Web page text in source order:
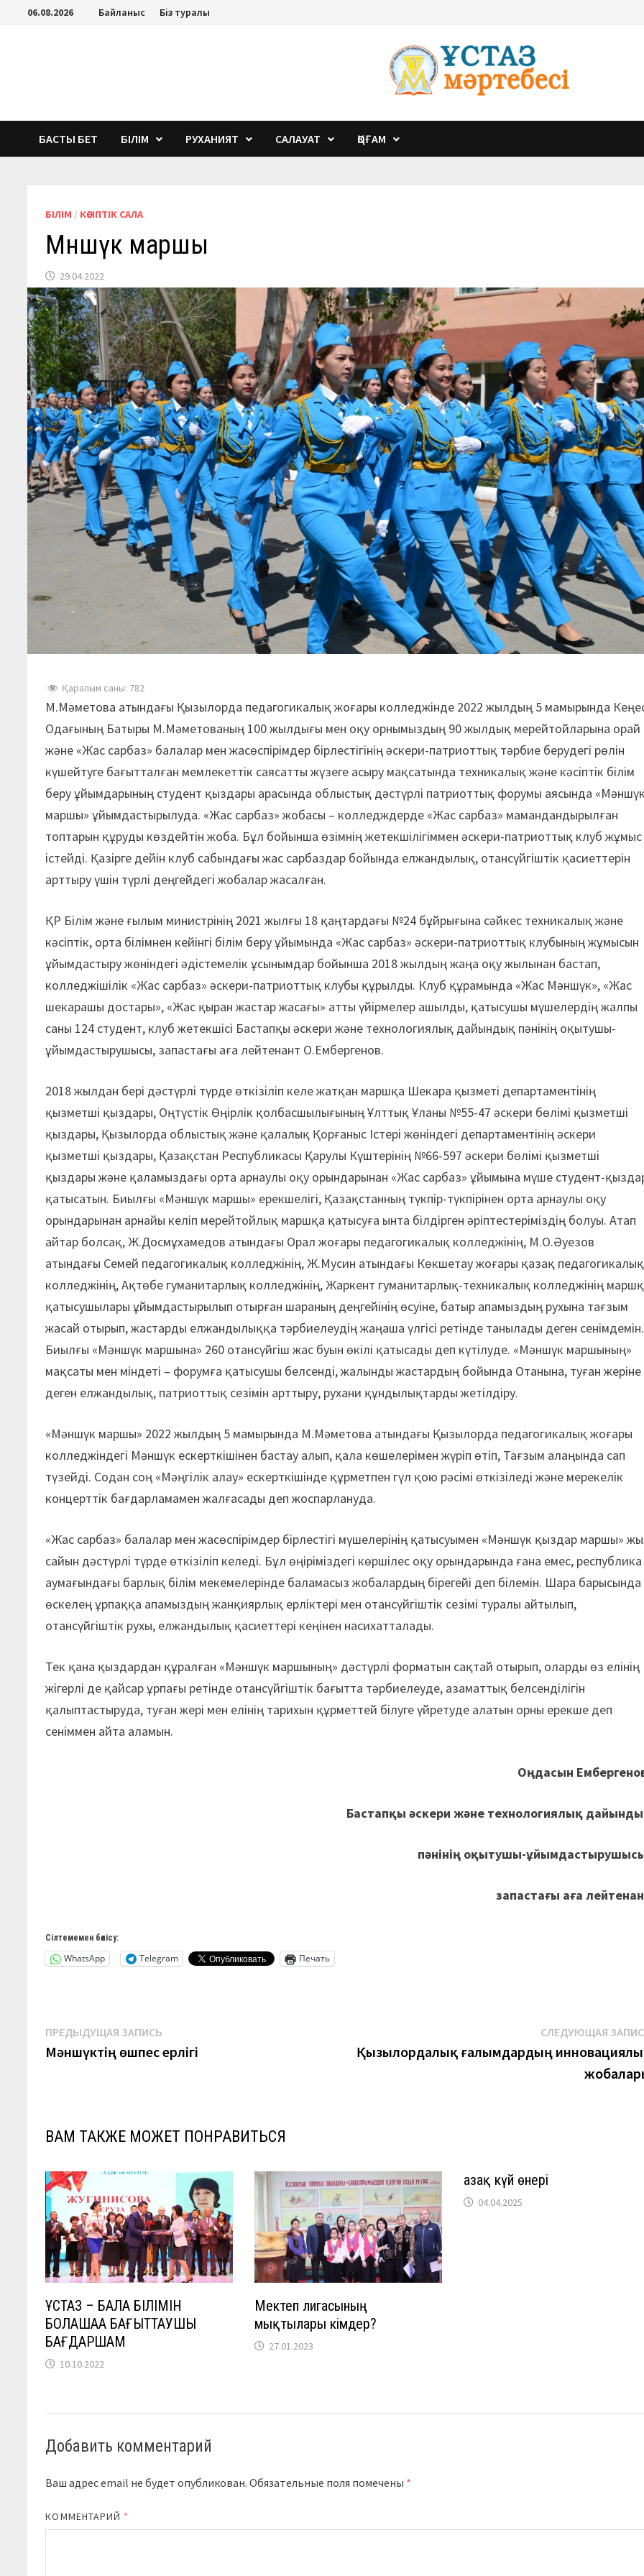
Перейти06.08.2026 Байланыс Біз туралы
БАСТЫ БЕТ БІЛІМ РУХАНИЯТ САЛАУАТ ҚОҒАМ
БІЛІМ / КӘСІПТІК САЛА
Мәншүк маршы
29.04.2022
Қаралым саны: 782
М.Мәметова атындағы Қызылорда педагогикалық жоғары колледжінде 2022 жылдың 5 мамырында
Одағының Батыры М.Мәметованың 100 жылдығы мен оқу орнымыздың 90 жылдық мерейтойларына орай
және «Жас сарбаз» балалар мен жасөспірімдер бірлестігінің әскери-патриоттық тәрбие берудегі рөлін
күшейтуге бағытталған мемлекеттік саясатты жүзеге асыру мақсатында техникалық және кәсіптік білім
беру ұйымдарының студент қыздары арасында облыстық дәстүрлі патриоттық форумы аясында
маршы» ұйымдастырылуда. «Жас сарбаз» жобасы – колледждерде «Жас сарбаз» мамандандырылған
топтарын құруды көздейтін жоба. Бұл бойынша өзімнің жетекшілігіммен әскери-патриоттық клуб жұмыс
істейді. Қазірге дейін клуб сабындағы жас сарбаздар бойында елжандылық, отансүйгіштік қасиеттерін
арттыру үшін түрлі деңгейдегі жобалар жасалған.
ҚР Білім және ғылым минис­трінің 2021 жылғы 18 қаңтардағы №24 бұйрығына сәйкес техникалық және
кәсіптік, орта білімнен кейінгі білім беру ұйымында «Жас сарбаз» әскери-пат­риоттық клубының жұмысын
ұйымдастыру жөніндегі әдістемелік ұсынымдар бойынша 2018 жылдың жаңа оқу жылынан бастап,
колледжішілік «Жас сарбаз» әскери-патриоттық клубы құрылды. Клуб құрамында «Жас Мәншүк», «Жас
шекарашы дос­тары», «Жас қыран жастар жасағы» атты үйірмелер ашылды, қатысушы мүшелердің жалпы
саны 124 студент, клуб жетекшісі Бастап­қы әскери және технологиялық дайындық пәнінің оқытушы-
ұйымдастырушысы, запастағы аға лейтенант О.Ембергенов.
2018 жылдан бері дәстүрлі түрде өткізіліп келе жатқан маршқа Шекара қызметі департаментінің
қызметші қыз­дары, Оңтүстік Өңірлік қолбасшылығының Ұлттық Ұланы №55-47 әскери бөлімі қызметші
қыздары, Қызылорда облыстық және қалалық Қорғаныс Істері жөніндегі департаментінің әс­кери
қызметші қыздары, Қазақстан Республикасы Қарулы Күштерінің №66-597 әскери бөлімі қызметші
қыздары және қаламыздағы орта арнаулы оқу орындарынан «Жас сарбаз» ұйы­мына мүше студент-
қатысатын. Биылғы «Мәншүк маршы» ерекшелігі, Қазақстанның түкпір-түкпірінен орта арнаулы оқу
орындарынан арнайы келіп мерейтойлық маршқа қатысуға ынта білдірген әріптес­теріміздің болуы. Атап
айтар болсақ, Ж.Досмұхамедов атындағы Орал жоғары педагогикалық колледжінің, М.О.Әуезов
атындағы Семей педагогикалық колледжінің, Ж.Мусин атындағы Көкшетау жоғары қазақ педагогикалық
колледжінің, Ақтөбе гуманитарлық колледжінің, Жаркент гуманитарлық-техникалық колледжінің
қатысушылары ұйымдастырылып отырған шараның деңгейінің өсуіне, батыр апамыздың рухына тағзым
жасай отырып, жастарды елжандылыққа тәрбиелеудің жаңаша үлгісі ретінде танылады деген сенімдемін.
Биылғы «Мәншүк маршына» 260 отансүйгіш жас буын өкілі қатысады деп күтілуде. «Мәншүк маршының»
мақсаты мен міндеті – форумға қатысушы белсенді, жалынды жастардың бойында Отанына, туған жеріне
деген елжандылық, патриоттық сезімін арттыру, рухани құндылықтарды жетілдіру.
«Мәншүк маршы» 2022 жылдың 5 мамырында М.Мәметова атындағы Қызылорда педагогикалық жоғары
колледжіндегі Мәншүк ескерткішінен бастау алып, қала көшелерімен жүріп өтіп, Тағзым алаңында сап
түзейді. Содан соң «Мәңгілік алау» ескерткішінде құрметпен гүл қою рәсімі өткізіледі және мерекелік
концерттік бағдарламамен жалғасады деп жоспарлануда.
«Жас сарбаз» балалар мен жасөспірімдер бірлестігі мүшелерінің қатысуымен «Мәншүк қыздар маршы»
сайын дәстүрлі түрде өткізіліп келеді. Бұл өңіріміздегі көршілес оқу орындарында ғана емес, рес­публика
аумағындағы барлық білім мекемелерінде баламасыз жобалардың бірегейі деп білемін. Шара барысында
өскелең ұрпаққа апамыздың жанқиярлық ерліктері мен отансүйгіштік сезімі туралы айтылып,
отансүйгіштік рухы, елжандылық қасиеттері кеңінен насихатталады.
Тек қана қыздардан құралған «Мәншүк маршының» дәстүрлі форматын сақтай отырып, оларды өз елінің
жігерлі де қайсар ұрпағы ретінде отансүйгіштік бағытта тәрбиелеуде, азаматтық белсенділігін
қалыптастыруда, туған жері мен елінің тарихын құрметтей білуге үйретуде алатын орны ерекше деп
сеніммен айта аламын.
Оңдасын
Бастапқы әскери және технологиялық
пәнінің оқытушы-
запастағы аға
Сілтемемен бөлісу:
WhatsApp Telegram Печать
Навигация
по
ПРЕДЫДУЩАЯ ЗАПИСЬ
запись:
Мәншүктің өшпес ерлігі
СЛЕДУЮЩАЯ
Қызылордалық ғалымдардың
ВАМ ТАКЖЕ МОЖЕТ ПОНРАВИТЬСЯ
ҰСТАЗ – БАЛА БІЛІМІН
БОЛАШАҚҚА БАҒЫТТАУШЫ
БАҒДАРШАМ
10.10.2022
Мектеп лигасының
мықтылары кімдер?
27.01.2023
Қазақ күй өнері
04.04.2025
Добавить комментарий
Ваш адрес email не будет опубликован. Обязательные поля помечены *
КОММЕНТАРИЙ *